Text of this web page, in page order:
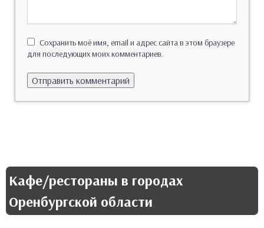
Сохранить моё имя, email и адрес сайта в этом браузере
для последующих моих комментариев.
Кафе/рестораны в городах
Оренбургской области